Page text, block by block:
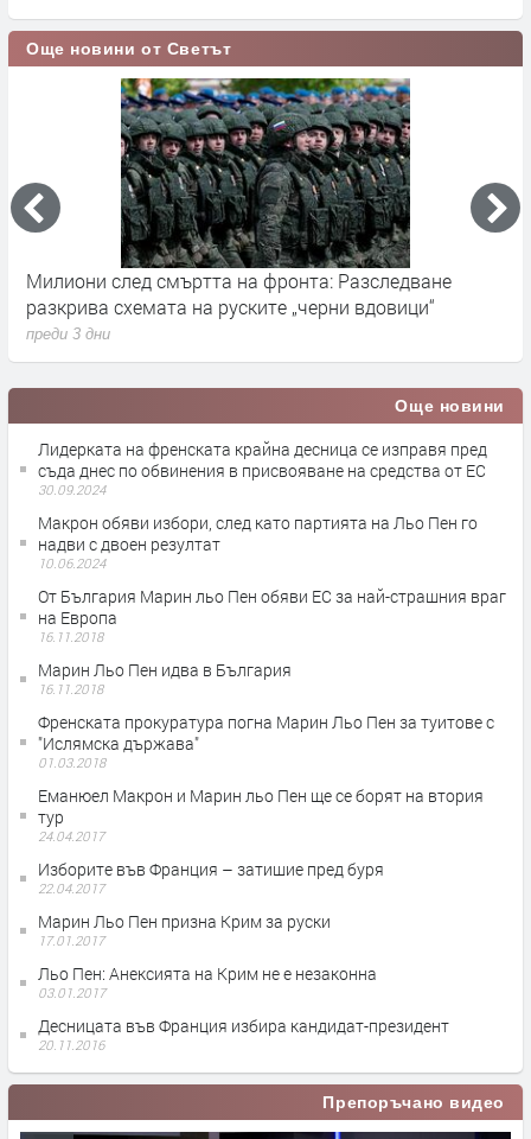
Още новини от Светът
Милиони след смъртта на фронта: Разследване
разкрива схемата на руските „черни вдовици“
преди 3 дни
Още новини
Лидерката на френската крайна десница се изправя пред
съда днес по обвинения в присвояване на средства от ЕС
30.09.2024
Макрон обяви избори, след като партията на Льо Пен го
надви с двоен резултат
10.06.2024
От България Марин льо Пен обяви ЕС за най-страшния враг
на Европа
16.11.2018
Марин Льо Пен идва в България
16.11.2018
Френската прокуратура погна Марин Льо Пен за туитове с
"Ислямска държава"
01.03.2018
Еманюел Макрон и Марин льо Пен ще се борят на втория
тур
24.04.2017
Изборите във Франция – затишие пред буря
22.04.2017
Марин Льо Пен призна Крим за руски
17.01.2017
Льо Пен: Анексията на Крим не е незаконна
03.01.2017
Десницата във Франция избира кандидат-президент
20.11.2016
Препоръчано видео